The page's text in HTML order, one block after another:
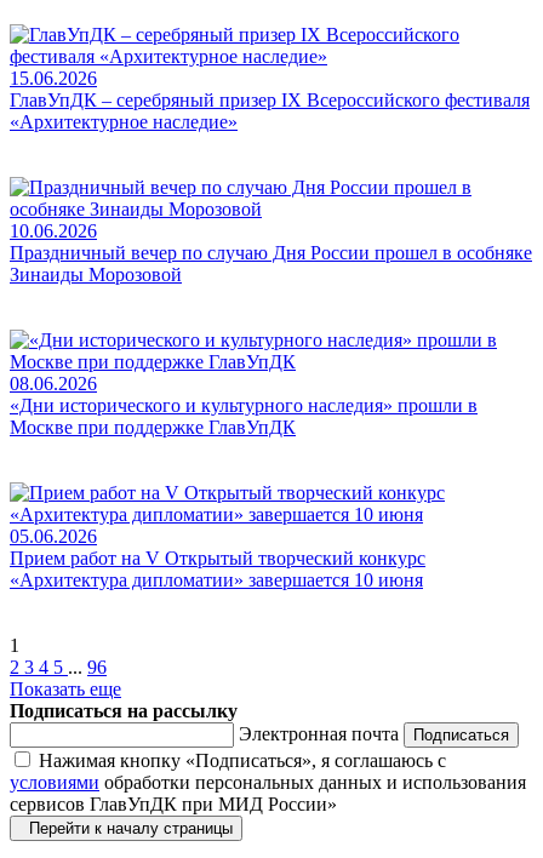
15.06.2026
ГлавУпДК – серебряный призер IX Всероссийского фестиваля
«Архитектурное наследие»
10.06.2026
Праздничный вечер по случаю Дня России прошел в особняке
Зинаиды Морозовой
08.06.2026
«Дни исторического и культурного наследия» прошли в
Москве при поддержке ГлавУпДК
05.06.2026
Прием работ на V Открытый творческий конкурс
«Архитектура дипломатии» завершается 10 июня
1
2 3 4 5 ... 96
Показать еще
Подписаться на рассылку
Электронная почта
Подписаться
Нажимая кнопку «Подписаться», я соглашаюсь с
условиями обработки персональных данных и использования
сервисов ГлавУпДК при МИД России»
Перейти к началу страницы